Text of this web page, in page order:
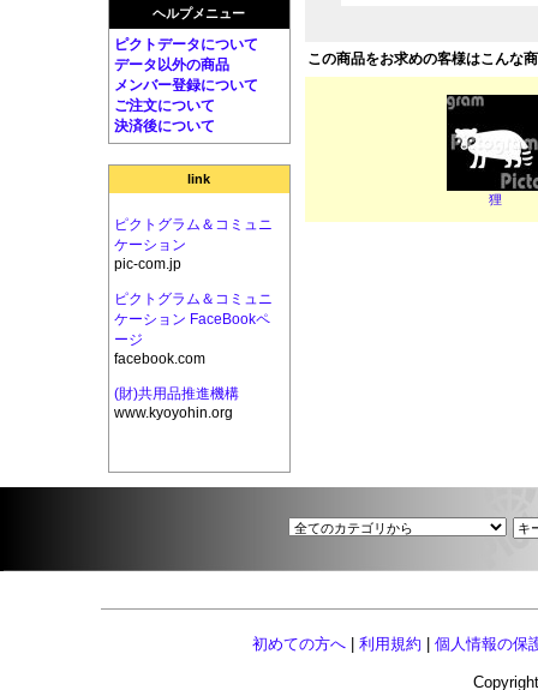
ヘルプメニュー
ピクトデータについて
データ以外の商品
メンバー登録について
ご注文について
決済後について
link
ピクトグラム＆コミュニ
ケーション
pic-com.jp
ピクトグラム＆コミュニ
ケーション FaceBookペ
ージ
facebook.com
(財)共用品推進機構
www.kyoyohin.org
この商品をお求めの客様はこんな
狸
初めての方へ 利用規約 個人情報の保